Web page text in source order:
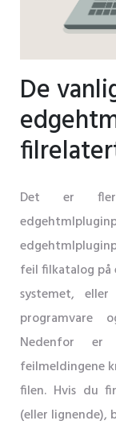
De
Det er
feil filkatalog
systemet,
Nedenfor
feilmeldingene
filen. Hvis du
(eller lignende),